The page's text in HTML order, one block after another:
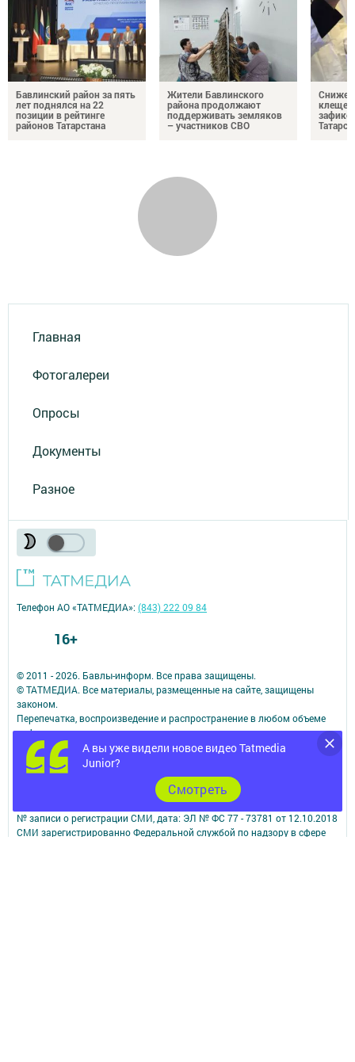
Бавлинский район за пять
лет поднялся на 22
позиции в рейтинге
районов Татарстана
Жители Бавлинского
района продолжают
поддерживать земляков
– участников СВО
клещей
Главная
Фотогалереи
Опросы
Документы
Разное
А вы уже видели новое видео Tatmedia
Junior?
Cмотреть
© 2011 - 2026. Бавлы-информ. Все права защищены.
© ТАТМЕДИА. Все материалы, размещенные на сайте, защищены
законом.
Перепечатка, воспроизведение и распространение в любом объеме
информации,
размещенной на сайте, возможна только с письменного согласия
редакций СМИ.
При поддержке Республиканского агентства по печати и массовым
Наименование СМИ: Бавлы-информ
№ записи о регистрации СМИ, дата: ЭЛ № ФС 77 - 73781 от 12.10.2018
СМИ зарегистрированно Федеральной службой по надзору в сфере
Телефон АО «ТАТМЕДИА»:(843) 222 09 84
16+